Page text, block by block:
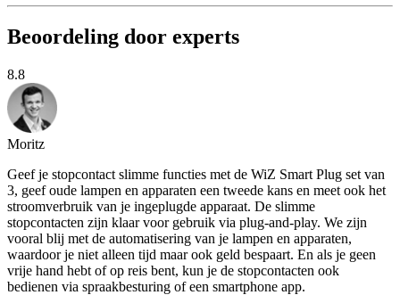
Beoordeling door experts
8.8
Moritz
Geef je stopcontact slimme functies met de WiZ Smart Plug set van
3, geef oude lampen en apparaten een tweede kans en meet ook het
stroomverbruik van je ingeplugde apparaat. De slimme
stopcontacten zijn klaar voor gebruik via plug-and-play. We zijn
vooral blij met de automatisering van je lampen en apparaten,
waardoor je niet alleen tijd maar ook geld bespaart. En als je geen
vrije hand hebt of op reis bent, kun je de stopcontacten ook
bedienen via spraakbesturing of een smartphone app.